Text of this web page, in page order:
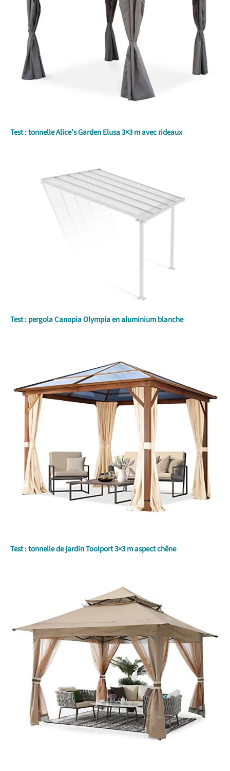
Test : tonnelle Alice’s Garden Elusa 3×3 m avec rideaux
Test : pergola Canopia Olympia en aluminium blanche
Test : tonnelle de jardin Toolport 3×3 m aspect chêne